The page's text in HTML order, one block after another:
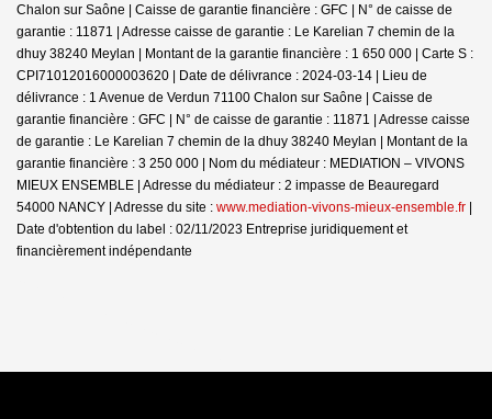
Chalon sur Saône | Caisse de garantie financière : GFC | N° de caisse de
garantie : 11871 | Adresse caisse de garantie : Le Karelian 7 chemin de la
dhuy 38240 Meylan | Montant de la garantie financière : 1 650 000 | Carte S :
CPI71012016000003620 | Date de délivrance : 2024-03-14 | Lieu de
délivrance : 1 Avenue de Verdun 71100 Chalon sur Saône | Caisse de
garantie financière : GFC | N° de caisse de garantie : 11871 | Adresse caisse
de garantie : Le Karelian 7 chemin de la dhuy 38240 Meylan | Montant de la
garantie financière : 3 250 000 | Nom du médiateur : MEDIATION – VIVONS
MIEUX ENSEMBLE | Adresse du médiateur : 2 impasse de Beauregard
54000 NANCY | Adresse du site : www.mediation-vivons-mieux-ensemble.fr |
Date d'obtention du label : 02/11/2023 Entreprise juridiquement et
financièrement indépendante